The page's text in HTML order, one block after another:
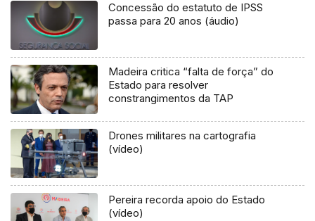
Concessão do estatuto de IPSS
passa para 20 anos (áudio)
Madeira critica “falta de força” do
Estado para resolver
constrangimentos da TAP
Drones militares na cartografia
(vídeo)
Pereira recorda apoio do Estado
(vídeo)